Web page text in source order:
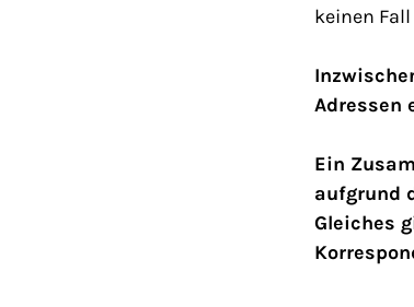
keinen
Adressen
Ein
aufgrund
Gleiches